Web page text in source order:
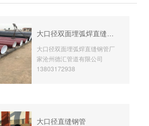
大口径双面埋弧焊直缝钢管厂
家沧州德汇管道有限公司
13803172938
大口径直缝钢管